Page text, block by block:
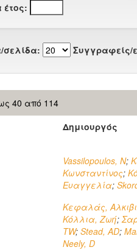
έτος:
σελίδα:
40 από 114
Δημιουργός
Vassilopoulos, N;
Κωνσταντίνος;
Ευαγγελία;
Κεφαλάς,
Κόλλια, Ζωή;
TW; Stead, AD;
Neely, D